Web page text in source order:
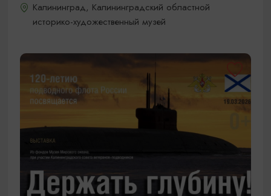
Калининград, Калининградский областной
историко-художественный музей